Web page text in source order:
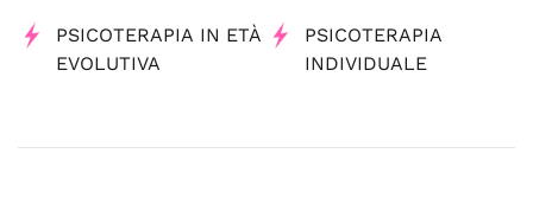
PSICOTERAPIA IN ETÀ
EVOLUTIVA
PSICOTERAPIA
INDIVIDUALE